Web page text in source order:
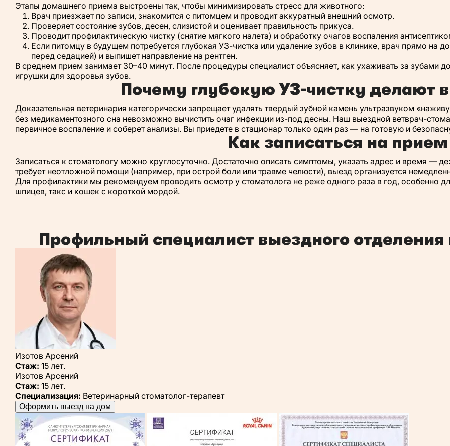
Этапы домашнего приема выстроены так, чтобы минимизировать стресс для животного:
Врач приезжает по записи, знакомится с питомцем и проводит аккуратный внешний осмотр.
Проверяет состояние зубов, десен, слизистой и оценивает правильность прикуса.
Проводит профилактическую чистку (снятие мягкого налета) и обработку очагов воспаления
Если питомцу в будущем потребуется глубокая УЗ-чистка или удаление зубов в клинике, врач прямо на
перед седацией) и выпишет направление на рентген.
В среднем прием занимает 30–40 минут. После процедуры специалист объясняет, как ухаживать за зубами
игрушки для здоровья зубов.
Почему глубокую УЗ-чистку делают
Доказательная ветеринария категорически запрещает удалять твердый зубной камень ультразвуком
без медикаментозного сна невозможно вычистить очаг инфекции из-под десны. Наш выездной ветврач-
первичное воспаление и соберет анализы. Вы приедете в стационар только один раз — на готовую и
Как записаться на прием
Записаться к стоматологу можно круглосуточно. Достаточно описать симптомы, указать адрес и время —
требует неотложной помощи (например, при острой боли или травме челюсти), выезд организуется
Для профилактики мы рекомендуем проводить осмотр у стоматолога не реже одного раза в год, особенно
шпицев, такс и кошек с короткой мордой.
Профильный специалист выездного
Изотов Арсений
Стаж: 15 лет.
Изотов Арсений
Стаж: 15 лет.
Специализация: Ветеринарный стоматолог-терапевт
Оформить выезд на дом